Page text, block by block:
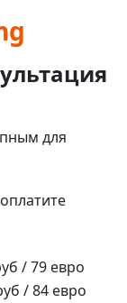
для
/79 евро
/84 евро